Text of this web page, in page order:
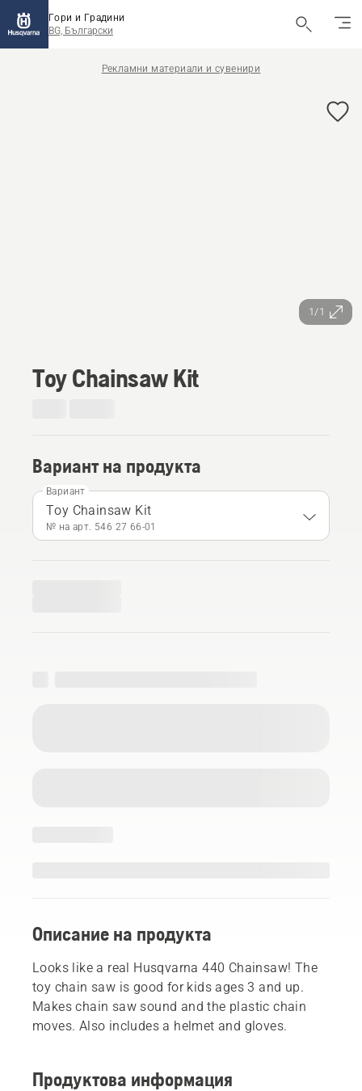
Гори и Градини
BG, Български
Рекламни материали и сувенири
1/1
Toy Chainsaw Kit
Вариант на продукта
Вариант
Toy Chainsaw Kit
№ на арт. 546 27 66‑01
Описание на продукта
Looks like a real Husqvarna 440 Chainsaw! The
toy chain saw is good for kids ages 3 and up.
Makes chain saw sound and the plastic chain
moves. Also includes a helmet and gloves.
Продуктова информация